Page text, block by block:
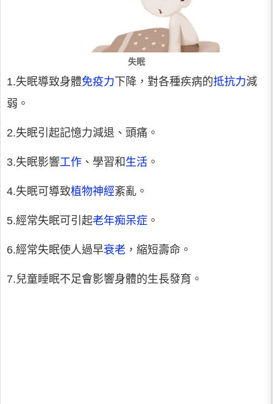
失眠
1.失眠導致身體免疫力 下降，對各種疾病的抵抗力減
弱。
2.失眠引起記憶力減退、頭痛。
3.失眠影響工作 、學習和 生活 。
4.失眠可導致植物神經紊亂。
5.經常失眠可引起老年痴呆症 。
6.經常失眠使人過早衰老 ，縮短壽命。
7.兒童睡眠不足會影響身體的生長發育。